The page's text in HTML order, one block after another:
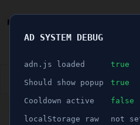
👮🏻‍♂️ BLÅLJUS ÅSIKTER
AD SYSTEM DEBUG
adn.js loaded true
Should show popup true
Cooldown active false
localStorage raw not